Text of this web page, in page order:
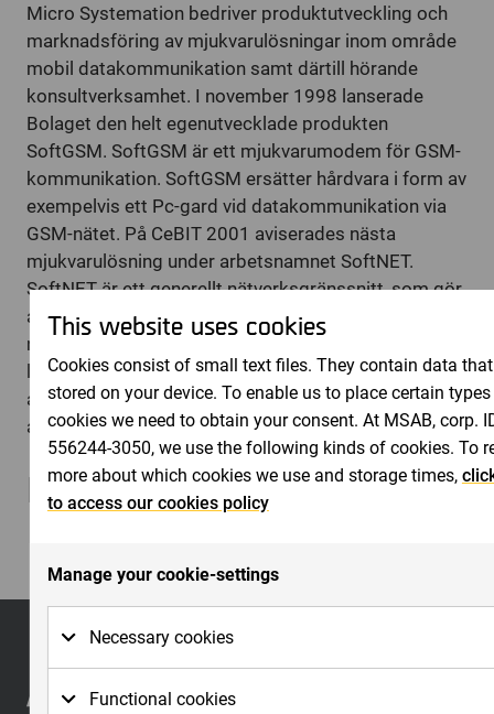
Micro Systemation bedriver produktutveckling och
marknadsföring av mjukvarulösningar inom område
mobil datakommunikation samt därtill hörande
konsultverksamhet. I november 1998 lanserade
Bolaget den helt egenutvecklade produkten
SoftGSM. SoftGSM är ett mjukvarumodem för GSM-
kommunikation. SoftGSM ersätter hårdvara i form av
exempelvis ett Pc-gard vid datakommunikation via
GSM-nätet. På CeBIT 2001 aviserades nästa
mjukvarulösning under arbetsnamnet SoftNET.
SoftNET är ett generellt nätverksgränssnitt, som gör
att slutanvändaren inte behöver välja
nätverksanslutning. SoftNET söker själv upp lämplig
lösning. Sedan den 1 december 1999 noteras B-
aktien i Micro Systemation på NGM Equitys
aktielista.
Bifogade filer
This website uses cookies
Cookies consist of small text files. They contain data
stored on your device. To enable us to place certain
cookies we need to obtain your consent. At MSAB, corp.
556244-3050, we use the following kinds of cookies. To
more about which cookies we use and storage times,
to access our cookies policy
Manage your cookie-settings
Necessary cookies
basic functions to work on the website. Basic
Functional cookies